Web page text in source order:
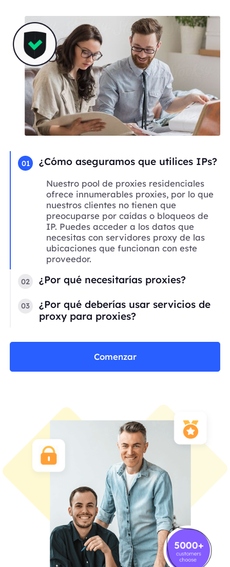
01 ¿Cómo aseguramos que utilices IPs?
Nuestro pool de proxies residenciales
ofrece innumerables proxies, por lo que
nuestros clientes no tienen que
preocuparse por caídas o bloqueos de
IP. Puedes acceder a los datos que
necesitas con servidores proxy de las
ubicaciones que funcionan con este
proveedor.
02 ¿Por qué necesitarías proxies?
03
¿Por qué deberías usar servicios de
proxy para proxies?
Comenzar